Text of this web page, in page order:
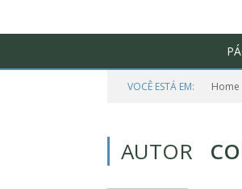
VOCÊ ESTÁ EM: Home
AUTOR